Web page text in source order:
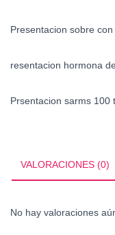
Presentacion sobre
resentacion hormona
Prsentacion sarms 100
VALORACIONES (0)
No hay valoraciones